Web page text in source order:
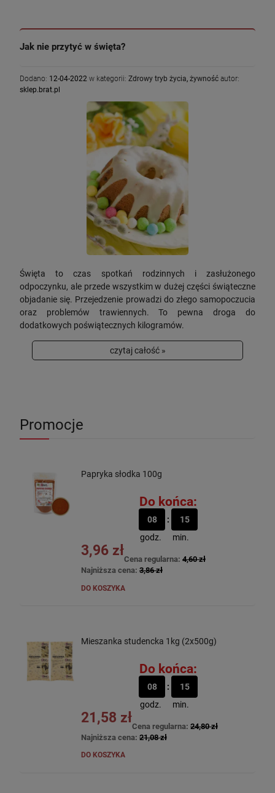
Jak nie przytyć w święta?
Dodano: 12-04-2022 w kategorii: Zdrowy tryb życia, żywność autor:
sklep.brat.pl
Święta to czas spotkań rodzinnych i zasłużonego
odpoczynku, ale przede wszystkim w dużej części świąteczne
objadanie się. Przejedzenie prowadzi do złego samopoczucia
oraz problemów trawiennych. To pewna droga do
dodatkowych poświątecznych kilogramów.
czytaj całość »
Promocje
Papryka słodka 100g
Do końca:
08
godz.
15
min.
3,96 zł
Cena regularna: 4,60 zł
Najniższa cena: 3,86 zł
DO KOSZYKA
Mieszanka studencka 1kg (2x500g)
Do końca:
08
godz.
15
min.
21,58 zł
Cena regularna: 24,80 zł
Najniższa cena: 21,08 zł
DO KOSZYKA